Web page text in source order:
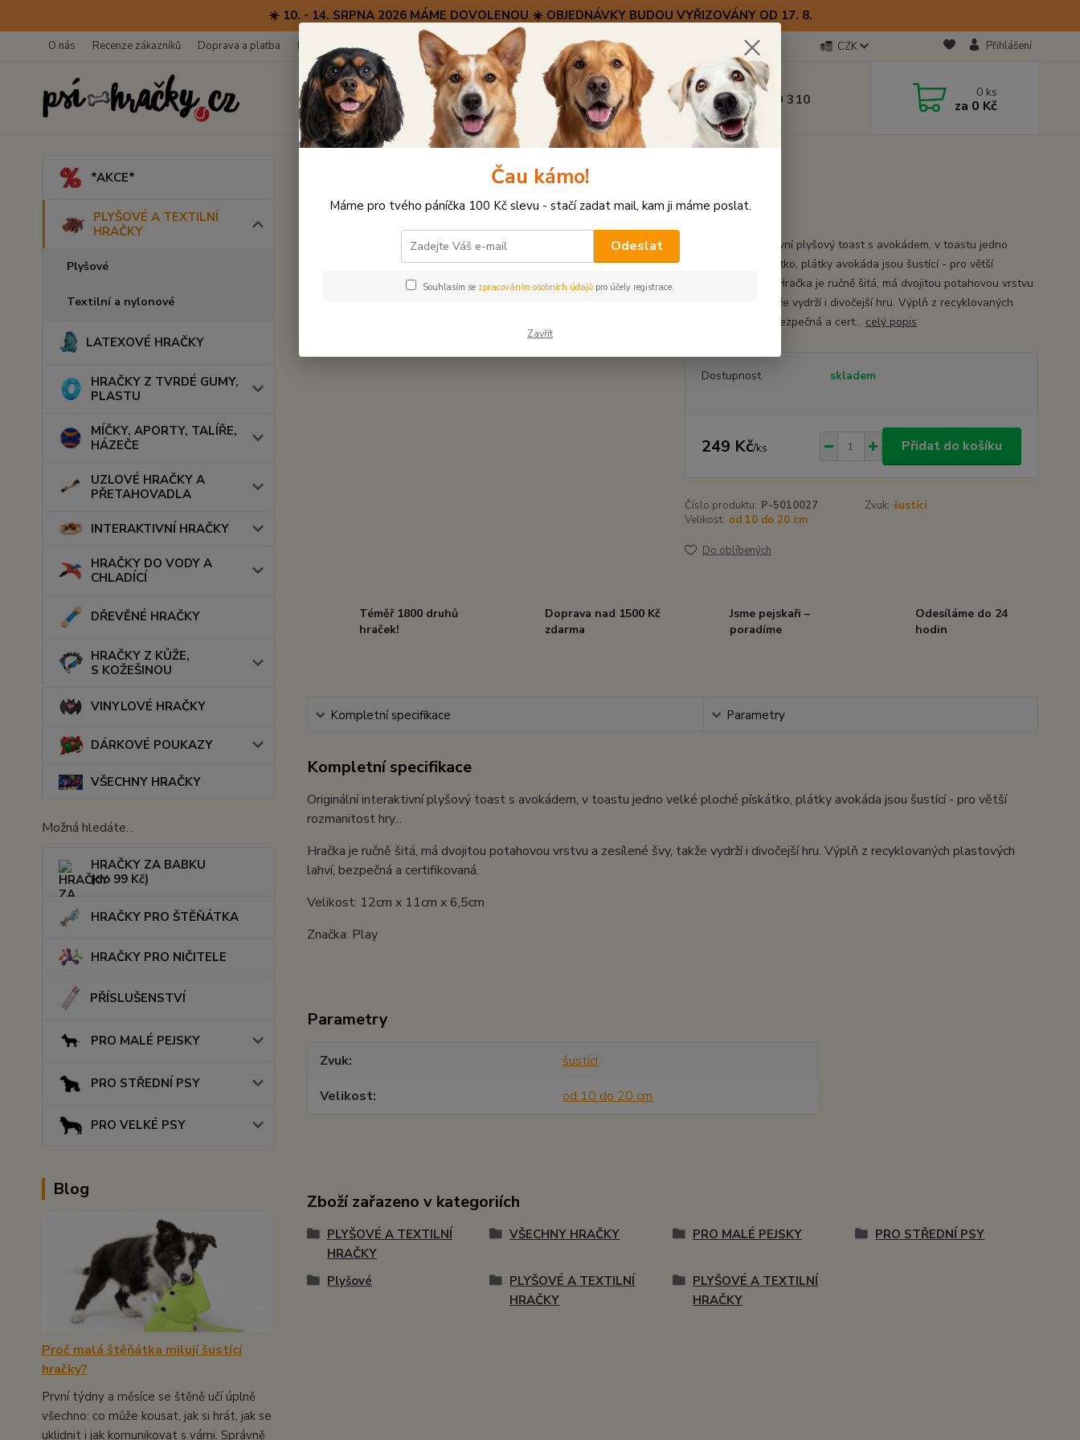
☀️ 10. - 14. SRPNA 2026 MÁME DOVOLENOU ☀️ OBJEDNÁVKY BUDOU VYŘIZOVÁNY OD 17. 8.
O nás Recenze zákazníků Doprava a platba Kontakty Hravý psí blog 🐶 CZK Přihlášení
Hledat
HAF Hotline
(+420) 723 770 310
po–pá: 9–17 hod.
0 ks
za 0 Kč
*AKCE*
PLYŠOVÉ A TEXTILNÍ
HRAČKY
Plyšové
Textilní a nylonové
LATEXOVÉ HRAČKY
HRAČKY Z TVRDÉ GUMY,
PLASTU
MÍČKY, APORTY, TALÍŘE,
HÁZEČE
UZLOVÉ HRAČKY A
PŘETAHOVADLA
INTERAKTIVNÍ HRAČKY
HRAČKY DO VODY A
CHLADÍCÍ
DŘEVĚNÉ HRAČKY
HRAČKY Z KŮŽE,
S KOŽEŠINOU
VINYLOVÉ HRAČKY
DÁRKOVÉ POUKAZY
VŠECHNY HRAČKY
Možná hledáte...
HRAČKY ZA BABKU
(do 99 Kč)
HRAČKY PRO ŠTĚŇÁTKA
HRAČKY PRO NIČITELE
PŘÍSLUŠENSTVÍ
PRO MALÉ PEJSKY
PRO STŘEDNÍ PSY
PRO VELKÉ PSY
Blog
Proč malá štěňátka milují šustící
hračky?
První týdny a měsíce se štěně učí úplně
všechno: co může kousat, jak si hrát, jak se
uklidnit i jak komunikovat s vámi. Správně
PLYŠOVÉ A TEXTILNÍ HRAČKY
Avo-doggo toast 12cm
Originální interaktivní plyšový toast s avokádem, v toastu jedno
velké ploché pískátko, plátky avokáda jsou šustící - pro větší
rozmanitost hry... Hračka je ručně šitá, má dvojitou potahovou vrstvu
a zesílené švy, takže vydrží i divočejší hru. Výplň z recyklovaných
plastových lahví, bezpečná a cert... celý popis
Dostupnost skladem
249 Kč/ks Přidat do košíku
Číslo produktu: P-5010027 Zvuk: šustící
Velikost: od 10 do 20 cm
Do oblíbených
Téměř 1800 druhů
hraček!
Doprava nad 1500 Kč
zdarma
Jsme pejskaři –
poradíme
Odesíláme do 24
hodin
Kompletní specifikace Parametry
Kompletní specifikace
Originální interaktivní plyšový toast s avokádem, v toastu jedno velké ploché pískátko, plátky avokáda jsou šustící - pro větší
rozmanitost hry...
Hračka je ručně šitá, má dvojitou potahovou vrstvu a zesílené švy, takže vydrží i divočejší hru. Výplň z recyklovaných plastových
lahví, bezpečná a certifikovaná.
Velikost: 12cm x 11cm x 6,5cm
Značka: Play
Parametry
Zvuk
šustící
Velikost
od 10 do 20 cm
Zboží zařazeno v kategoriích
PLYŠOVÉ A TEXTILNÍ
HRAČKY
VŠECHNY HRAČKY PRO MALÉ PEJSKY PRO STŘEDNÍ PSY
Plyšové
PLYŠOVÉ A TEXTILNÍ
HRAČKY
PLYŠOVÉ A TEXTILNÍ
HRAČKY
Čau kámo!
Máme pro tvého páníčka 100 Kč slevu - stačí zadat mail, kam ji máme poslat.
Odeslat
Souhlasím se zpracováním osobních údajů pro účely registrace.
Zavřít